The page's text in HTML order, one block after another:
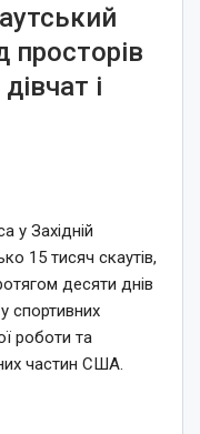
просторів
і
у Західній
15 тисяч скаутів,
десяти днів
спортивних
роботи та
частин США.